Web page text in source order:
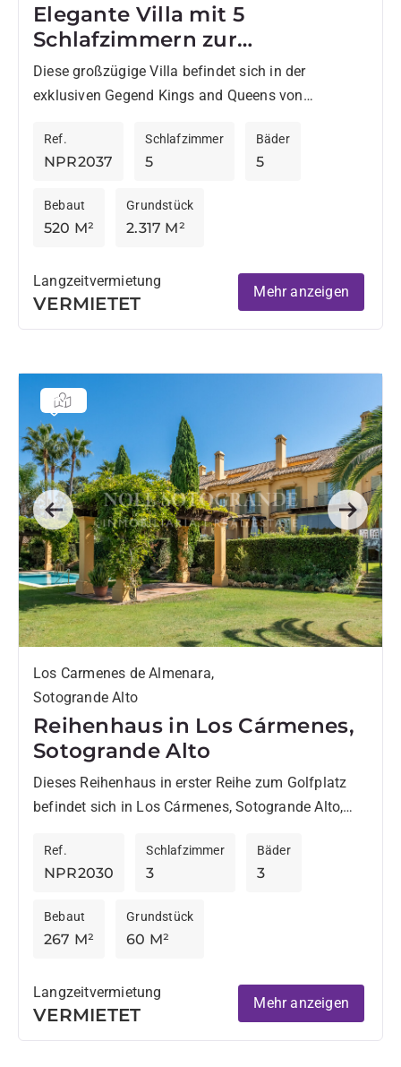
Elegante Villa mit 5
Schlafzimmern zur
Langzeitmiete in Kings and
Queens, Sotogrande Costa
Diese großzügige Villa befindet sich in der
exklusiven Gegend Kings and Queens von
als auch für Kurzzeitmieten zur...
NPR2037
Ref.
5
Schlafzimmer
5
Bäder
520 M²
Bebaut
2.317 M²
Grundstück
Langzeitvermietung
VERMIETET
Mehr anzeigen
Previous Next
Los Carmenes de Almenara,
Sotogrande Alto
Reihenhaus in Los Cármenes,
Sotogrande Alto
Dieses Reihenhaus in erster Reihe zum Golfplatz
befindet sich in Los Cármenes, Sotogrande Alto,
Zuhause für mittelfristige und langfristige...
NPR2030
Ref.
3
Schlafzimmer
3
Bäder
267 M²
Bebaut
60 M²
Grundstück
Langzeitvermietung
VERMIETET
Mehr anzeigen